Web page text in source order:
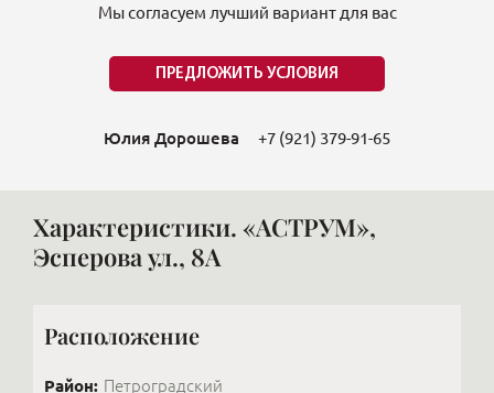
Мы согласуем лучший вариант для вас
ПРЕДЛОЖИТЬ УСЛОВИЯ
Юлия Дорошева +7 (921) 379-91-65
Характеристики. «АСТРУМ»,
Эсперова ул., 8А
Расположение
Район: Петроградский